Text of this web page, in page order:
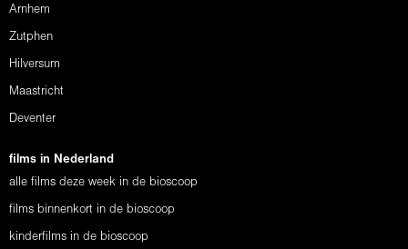
Arnhem
Zutphen
Hilversum
Maastricht
Deventer
films in Nederland
alle films deze week in de bioscoop
films binnenkort in de bioscoop
kinderfilms in de bioscoop